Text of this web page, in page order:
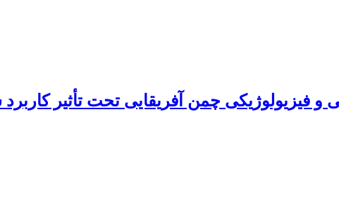
و فیزیولوژیکی چمن آفریقایی تحت تأثیر